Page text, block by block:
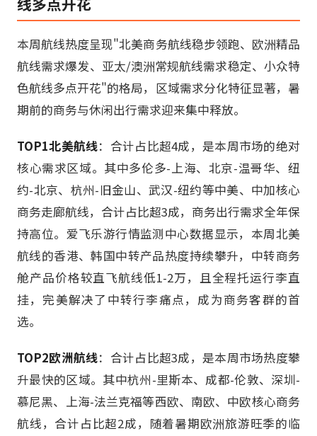
本周航线热度呈现"北美商务航线稳步领跑、欧洲精品
航线需求爆发、亚太/澳洲常规航线需求稳定、小众特
色航线多点开花"的格局，区域需求分化特征显著，暑
期前的商务与休闲出行需求迎来集中释放。
TOP1北美航线：合计占比超4成，是本周市场的绝对
核心需求区域。其中多伦多-上海、北京-温哥华、纽
约-北京、杭州-旧金山、武汉-纽约等中美、中加核心
商务走廊航线，合计占比超3成，商务出行需求全年保
持高位。爱飞乐游行情监测中心数据显示，本周北美
航线的香港、韩国中转产品热度持续攀升，中转商务
舱产品价格较直飞航线低1-2万，且全程托运行李直
挂，完美解决了中转行李痛点，成为商务客群的首
选。
TOP2欧洲航线：合计占比超3成，是本周市场热度攀
升最快的区域。其中杭州-里斯本、成都-伦敦、深圳-
慕尼黑、上海-法兰克福等西欧、南欧、中欧核心商务
航线，合计占比超2成，随着暑期欧洲旅游旺季的临